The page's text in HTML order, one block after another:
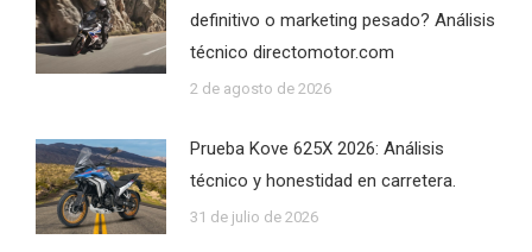
definitivo o marketing pesado? Análisis
técnico directomotor.com
2 de agosto de 2026
Prueba Kove 625X 2026: Análisis
técnico y honestidad en carretera.
31 de julio de 2026